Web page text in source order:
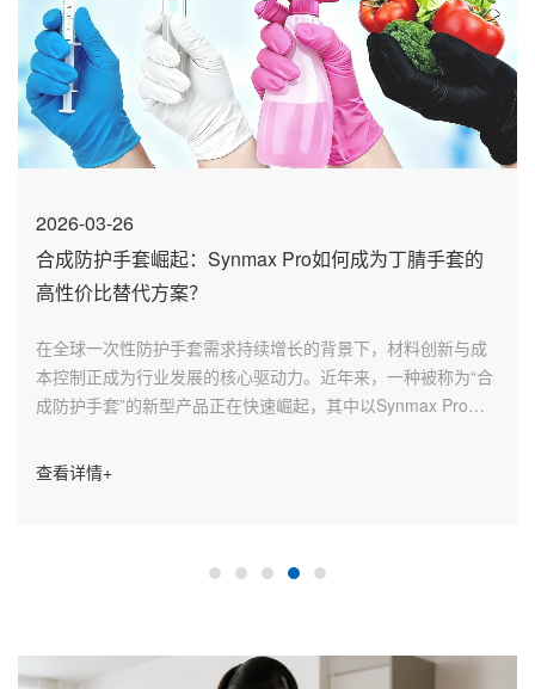
2026-03-26
合成防护手套崛起：Synmax Pro如何成为丁腈手套的
高性价比替代方案？
在全球一次性防护手套需求持续增长的背景下，材料创新与成
本控制正成为行业发展的核心驱动力。近年来，一种被称为“合
成防护手套”的新型产品正在快速崛起，其中以Synmax Pro为
新的解决方案。
查看详情+